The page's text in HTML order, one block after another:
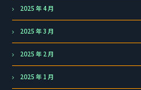
2025 年 4 月
2025 年 3 月
2025 年 2 月
2025 年 1 月